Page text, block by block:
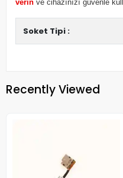
verin ve cihazınızı güvenle
Soket Tipi :
Recently Viewed